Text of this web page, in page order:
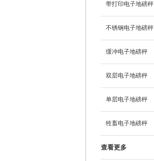
带打印电子地磅秤
不锈钢电子地磅秤
缓冲电子地磅秤
双层电子地磅秤
单层电子地磅秤
牲畜电子地磅秤
查看更多